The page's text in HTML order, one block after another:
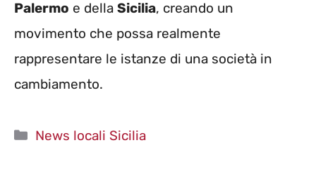
Palermo e della Sicilia, creando un
movimento che possa realmente
rappresentare le istanze di una società in
cambiamento.
Categorie
News locali Sicilia